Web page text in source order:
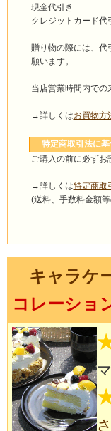
現金代引き
クレジットカード代
贈り物の際には、代
願います。
当店営業時間内での
→詳しくはお買物方
特定商取引法に基
ご購入の前に必ずお
→詳しくは特定商取
(送料、手数料金額
キャラケ
コレーショ